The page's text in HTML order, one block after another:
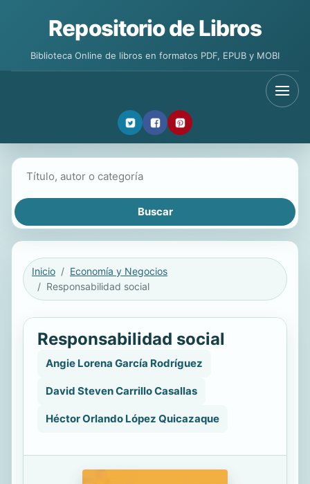
Repositorio de Libros
Biblioteca Online de libros en formatos PDF, EPUB y MOBI
Inicio
Economía y Negocios
Responsabilidad social
Responsabilidad social
Angie Lorena García Rodríguez
David Steven Carrillo Casallas
Héctor Orlando López Quicazaque